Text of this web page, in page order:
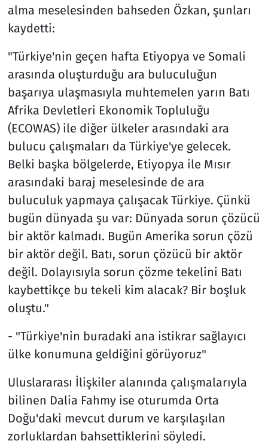
alma meselesinden bahseden Özkan, şunları
kaydetti:
"Türkiye'nin geçen hafta Etiyopya ve Somali
arasında oluşturduğu ara buluculuğun
başarıya ulaşmasıyla muhtemelen yarın Batı
Afrika Devletleri Ekonomik Topluluğu
(ECOWAS) ile diğer ülkeler arasındaki ara
bulucu çalışmaları da Türkiye'ye gelecek.
Belki başka bölgelerde, Etiyopya ile Mısır
arasındaki baraj meselesinde de ara
buluculuk yapmaya çalışacak Türkiye. Çünkü
bugün dünyada şu var: Dünyada sorun çözücü
bir aktör kalmadı. Bugün Amerika sorun çözü
bir aktör değil. Batı, sorun çözücü bir aktör
değil. Dolayısıyla sorun çözme tekelini Batı
kaybettikçe bu tekeli kim alacak? Bir boşluk
oluştu."
- "Türkiye'nin buradaki ana istikrar sağlayıcı
ülke konumuna geldiğini görüyoruz"
Uluslararası İlişkiler alanında çalışmalarıyla
bilinen Dalia Fahmy ise oturumda Orta
Doğu'daki mevcut durum ve karşılaşılan
zorluklardan bahsettiklerini söyledi.